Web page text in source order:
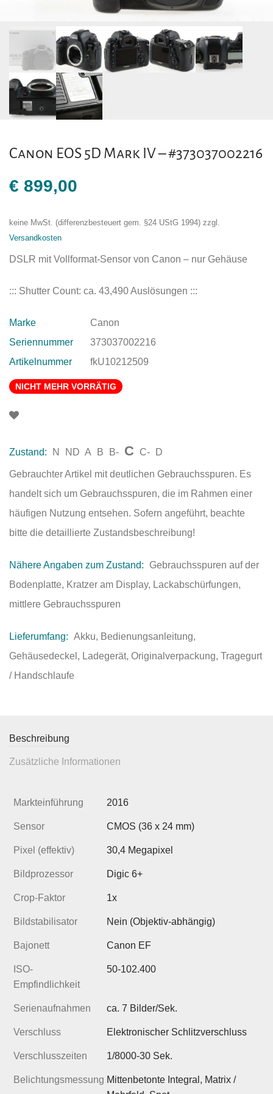
Canon EOS 5D Mark IV – #373037002216
€ 899,00
keine MwSt. (differenzbesteuert gem. §24 UStG 1994) zzgl.
Versandkosten
DSLR mit Vollformat-Sensor von Canon – nur Gehäuse
::: Shutter Count: ca. 43,490 Auslösungen :::
Marke
Canon
Seriennummer
373037002216
Artikelnummer
fkU10212509
NICHT MEHR VORRÄTIG
Zustand: N ND A B B- C C- D
Gebrauchter Artikel mit deutlichen Gebrauchsspuren. Es
handelt sich um Gebrauchsspuren, die im Rahmen einer
häufigen Nutzung entsehen. Sofern angeführt, beachte
bitte die detaillierte Zustandsbeschreibung!
Nähere Angaben zum Zustand:
Gebrauchsspuren auf der
Bodenplatte, Kratzer am Display, Lackabschürfungen,
mittlere Gebrauchsspuren
Lieferumfang: Akku, Bedienungsanleitung,
Gehäusedeckel, Ladegerät, Originalverpackung, Tragegurt
/ Handschlaufe
Beschreibung
Zusätzliche Informationen
Markteinführung 2016
Sensor CMOS (36 x 24 mm)
Pixel (effektiv) 30,4 Megapixel
Bildprozessor Digic 6+
Crop-Faktor 1x
Bildstabilisator Nein (Objektiv-abhängig)
Bajonett Canon EF
ISO-
Empfindlichkeit
50-102.400
Serienaufnahmen ca. 7 Bilder/Sek.
Verschluss Elektronischer Schlitzverschluss
Verschlusszeiten 1/8000-30 Sek.
Belichtungsmessung Mittenbetonte Integral, Matrix /